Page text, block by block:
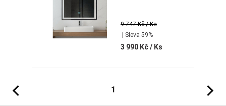
9 747 Kč/ Ks
| Sleva 59%
3 990 Kč/ Ks
Předchozí 1